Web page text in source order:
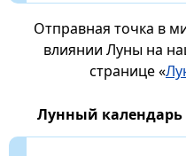
Отправная точка в
влиянии Луны на
странице «
Лунный